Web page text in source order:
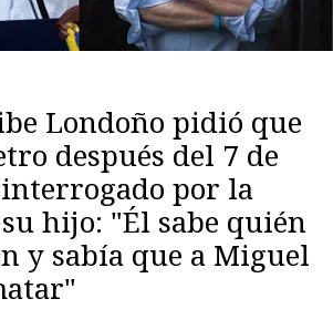
Londoño pidió que
después del 7 de
interrogado por la
hijo: "Él sabe quién
y sabía que a Miguel